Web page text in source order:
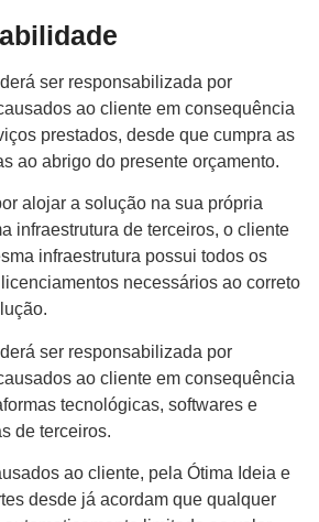
ser responsabilizada por
ao cliente em consequência
prestados, desde que cumpra as
ao abrigo do presente orçamento.
alojar a solução na sua própria
infraestrutura de terceiros, o cliente
infraestrutura possui todos os
necessários ao correto
ser responsabilizada por
ao cliente em consequência
tecnológicas, softwares e
de terceiros.
ao cliente, pela Ótima Ideia e
desde já acordam que qualquer